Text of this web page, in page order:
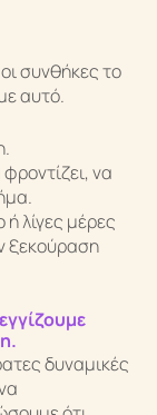
συνθήκες το
αυτό.
να
ή λίγες μέρες
ξεκούραση
δυναμικές